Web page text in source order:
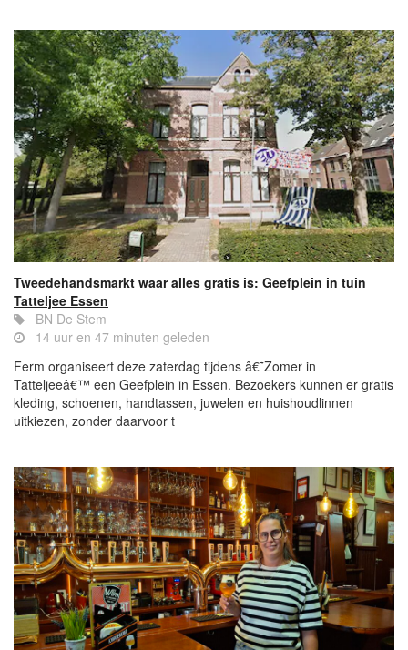
Tweedehandsmarkt waar alles gratis is: Geefplein in tuin
Tatteljee Essen
BN De Stem
14 uur en 47 minuten geleden
Ferm organiseert deze zaterdag tijdens â€˜Zomer in
Tatteljeeâ€™ een Geefplein in Essen. Bezoekers kunnen er gratis
kleding, schoenen, handtassen, juwelen en huishoudlinnen
uitkiezen, zonder daarvoor t